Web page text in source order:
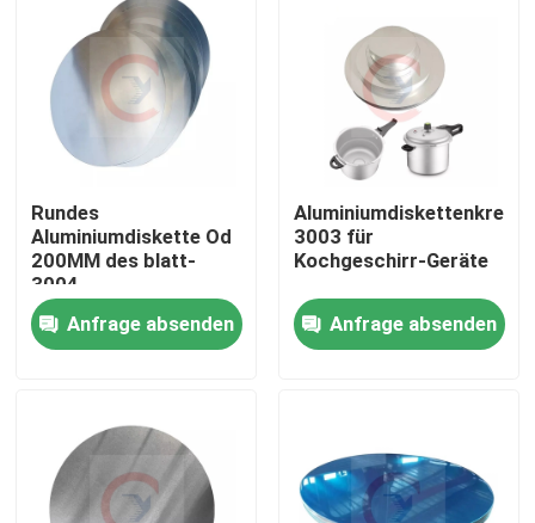
Über uns
Fabrik-Tour
Qualitätskontrolle
Kontaktiere uns
Aluminiumblech
Aluminiumblattspule
Rundes
Aluminiumdiskette Od
200MM des blatt-
3004
Anfrage absenden
Aluminiumdiskettenkreise
3003 für
Kochgeschirr-Geräte
Anfrage absenden